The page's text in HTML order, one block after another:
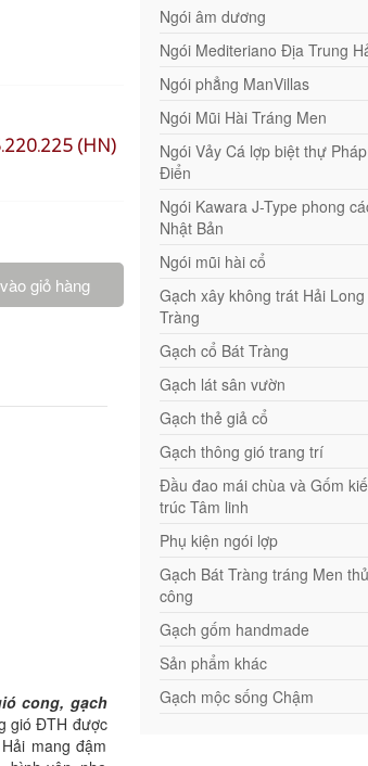
(HN)
giỏ hàng
cong, gạch
gió ĐTH được
mang đậm
Ngói âm dương
Ngói Mediteriano Địa Trung
Ngói phẳng ManVillas
Ngói Mũi Hài Tráng Men
Ngói Vảy Cá lợp biệt thự
Điển
Ngói Kawara J-Type phong
Nhật Bản
Ngói mũi hài cổ
Gạch xây không trát Hải
Tràng
Gạch cổ Bát Tràng
Gạch lát sân vườn
Gạch thẻ giả cổ
Gạch thông gió trang trí
Đầu đao mái chùa và Gốm
trúc Tâm linh
Phụ kiện ngói lợp
Gạch Bát Tràng tráng Men thủ
công
Gạch gốm handmade
Sản phẩm khác
Gạch mộc sống Chậm